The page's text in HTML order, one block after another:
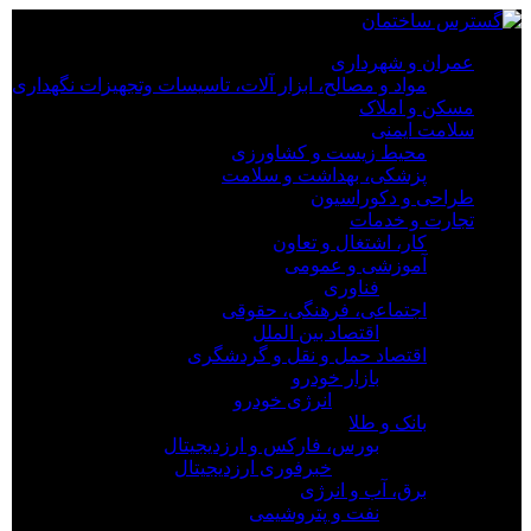
عمران و شهرداری
مواد و مصالح، ابزار آلات، تاسیسات وتجهیزات نگهداری
مسکن و املاک
سلامت ایمنی
محیط زیست و کشاورزی
پزشکی، بهداشت و سلامت
طراحی و دکوراسیون
تجارت و خدمات
کار، اشتغال و تعاون
آموزشی و عمومی
فناوری
اجتماعی، فرهنگی، حقوقی
اقتصاد بین الملل
اقتصاد حمل و نقل و گردشگری
بازار خودرو
انرژی خودرو
بانک و طلا
بورس، فارکس و ارزدیجیتال
خبرفوری ارزدیجیتال
برق، آب و انرژی
نفت و پتروشیمی
×
عمران و شهرداری
مواد و مصالح، ابزار آلات، تاسیسات وتجهیزات نگهداری
مسکن و املاک
سلامت ایمنی
محیط زیست و کشاورزی
پزشکی، بهداشت و سلامت
طراحی و دکوراسیون
تجارت و خدمات
کار، اشتغال و تعاون
آموزشی و عمومی
فناوری
اجتماعی، فرهنگی، حقوقی
اقتصاد بین الملل
اقتصاد حمل و نقل و گردشگری
بازار خودرو
بانک و طلا
بورس، فارکس و ارزدیجیتال
خبرفوری ارزدیجیتال
برق، آب و انرژی